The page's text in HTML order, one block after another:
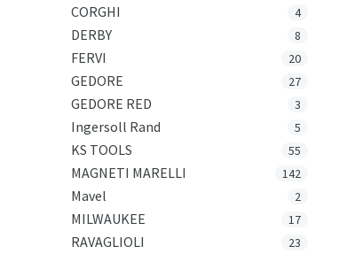
CORGHI 4
DERBY 8
FERVI 20
GEDORE 27
GEDORE RED 3
Ingersoll Rand 5
KS TOOLS 55
MAGNETI MARELLI 142
Mavel 2
MILWAUKEE 17
RAVAGLIOLI 23